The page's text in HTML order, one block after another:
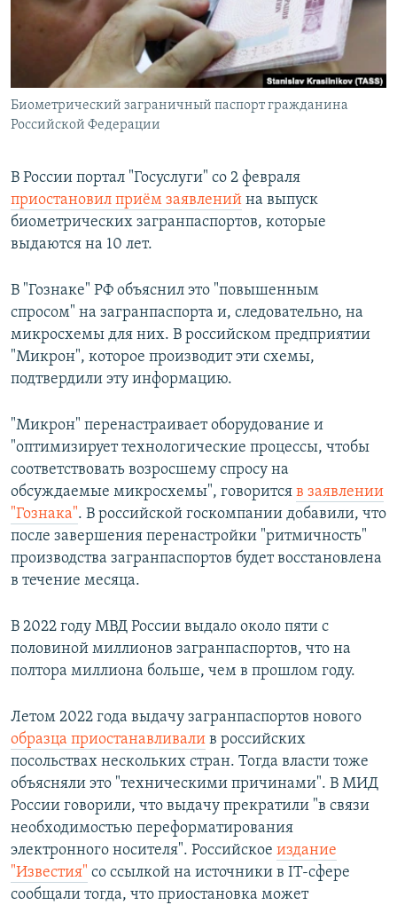
ПОБЕДИТЕЛЕЙ НЕ СУДЯТ?
КРЫМ.НЕПОКОРЕННЫЙ
ELIFBE
УКРАИНСКАЯ ПРОБЛЕМА КРЫМА
ПРИСОЕДИНЯЙТЕСЬ!
Все сайты RFE/RL
Биометрический заграничный паспорт гражданина
Российской Федерации
В России портал "Госуслуги" со 2 февраля
приостановил приём заявлений на выпуск
биометрических загранпаспортов, которые
выдаются на 10 лет.
В "Гознаке" РФ объяснил это "повышенным
спросом" на загранпаспорта и, следовательно, на
микросхемы для них. В российском предприятии
"Микрон", которое производит эти схемы,
подтвердили эту информацию.
"Микрон" перенастраивает оборудование и
"оптимизирует технологические процессы, чтобы
соответствовать возросшему спросу на
обсуждаемые микросхемы", говорится в заявлении
"Гознака". В российской госкомпании добавили, что
после завершения перенастройки "ритмичность"
производства загранпаспортов будет восстановлена
в течение месяца.
В 2022 году МВД России выдало около пяти с
половиной миллионов загранпаспортов, что на
полтора миллиона больше, чем в прошлом году.
Летом 2022 года выдачу загранпаспортов нового
образца приостанавливали в российских
посольствах нескольких стран. Тогда власти тоже
объясняли это "техническими причинами". В МИД
России говорили, что выдачу прекратили "в связи
необходимостью переформатирования
электронного носителя". Российское издание
"Известия" со ссылкой на источники в IT-сфере
сообщали тогда, что приостановка может